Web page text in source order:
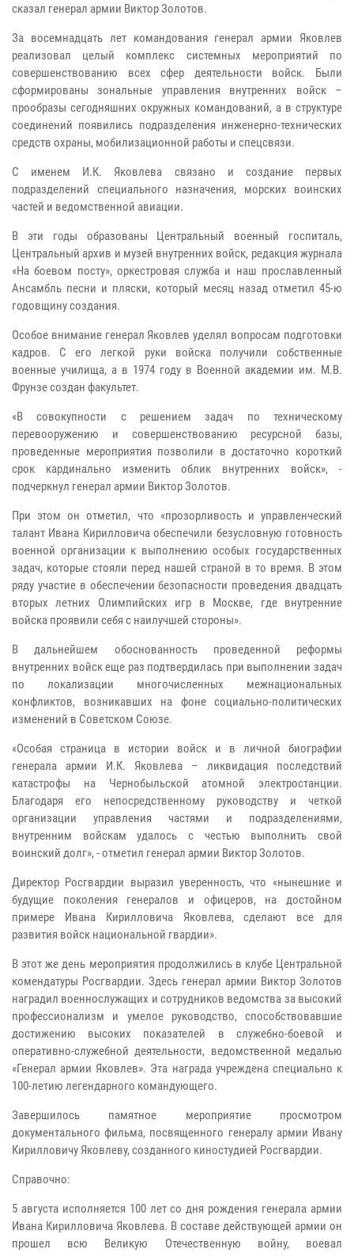
сказал генерал армии Виктор Золотов.
За восемнадцать лет командования генерал армии Яковлев
реализовал целый комплекс системных мероприятий по
совершенствованию всех сфер деятельности войск. Были
сформированы зональные управления внутренних войск –
прообразы сегодняшних окружных командований, а в структуре
соединений появились подразделения инженерно-технических
средств охраны, мобилизационной работы и спецсвязи.
С именем И.К. Яковлева связано и создание первых
подразделений специального назначения, морских воинских
частей и ведомственной авиации.
В эти годы образованы Центральный военный госпиталь,
Центральный архив и музей внутренних войск, редакция журнала
«На боевом посту», оркестровая служба и наш прославленный
Ансамбль песни и пляски, который месяц назад отметил 45-ю
годовщину создания.
Особое внимание генерал Яковлев уделял вопросам подготовки
кадров. С его легкой руки войска получили собственные
военные училища, а в 1974 году в Военной академии им. М.В.
Фрунзе создан факультет.
«В совокупности с решением задач по техническому
перевооружению и совершенствованию ресурсной базы,
проведенные мероприятия позволили в достаточно короткий
срок кардинально изменить облик внутренних войск», -
подчеркнул генерал армии Виктор Золотов.
При этом он отметил, что «прозорливость и управленческий
талант Ивана Кирилловича обеспечили безусловную готовность
военной организации к выполнению особых государственных
задач, которые стояли перед нашей страной в то время. В этом
ряду участие в обеспечении безопасности проведения двадцать
вторых летних Олимпийских игр в Москве, где внутренние
войска проявили себя с наилучшей стороны».
В дальнейшем обоснованность проведенной реформы
внутренних войск еще раз подтвердилась при выполнении задач
по локализации многочисленных межнациональных
конфликтов, возникавших на фоне социально-политических
изменений в Советском Союзе.
«Особая страница в истории войск и в личной биографии
генерала армии И.К. Яковлева – ликвидация последствий
катастрофы на Чернобыльской атомной электростанции.
Благодаря его непосредственному руководству и четкой
организации управления частями и подразделениями,
внутренним войскам удалось с честью выполнить свой
воинский долг», - отметил генерал армии Виктор Золотов.
Директор Росгвардии выразил уверенность, что «нынешние и
будущие поколения генералов и офицеров, на достойном
примере Ивана Кирилловича Яковлева, сделают все для
развития войск национальной гвардии».
В этот же день мероприятия продолжились в клубе Центральной
комендатуры Росгвардии. Здесь генерал армии Виктор Золотов
наградил военнослужащих и сотрудников ведомства за высокий
профессионализм и умелое руководство, способствовавшие
достижению высоких показателей в служебно-боевой и
оперативно-служебной деятельности, ведомственной медалью
«Генерал армии Яковлев». Эта награда учреждена специально к
100-летию легендарного командующего.
Завершилось памятное мероприятие просмотром
документального фильма, посвященного генералу армии Ивану
Кирилловичу Яковлеву, созданного киностудией Росгвардии.
Справочно:
5 августа исполняется 100 лет со дня рождения генерала армии
Ивана Кирилловича Яковлева. В составе действующей армии он
прошел всю Великую Отечественную войну, воевал